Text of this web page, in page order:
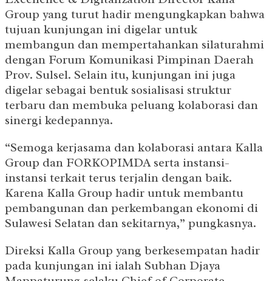
Group yang turut hadir mengungkapkan bahwa
tujuan kunjungan ini digelar untuk
membangun dan mempertahankan silaturahmi
dengan Forum Komunikasi Pimpinan Daerah
Prov. Sulsel. Selain itu, kunjungan ini juga
digelar sebagai bentuk sosialisasi struktur
terbaru dan membuka peluang kolaborasi dan
sinergi kedepannya.
“Semoga kerjasama dan kolaborasi antara Kalla
Group dan FORKOPIMDA serta instansi-
instansi terkait terus terjalin dengan baik.
Karena Kalla Group hadir untuk membantu
pembangunan dan perkembangan ekonomi di
Sulawesi Selatan dan sekitarnya,” pungkasnya.
Direksi Kalla Group yang berkesempatan hadir
pada kunjungan ini ialah Subhan Djaya